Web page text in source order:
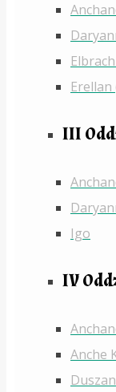
III
Igo
IV
Anche
Duszan